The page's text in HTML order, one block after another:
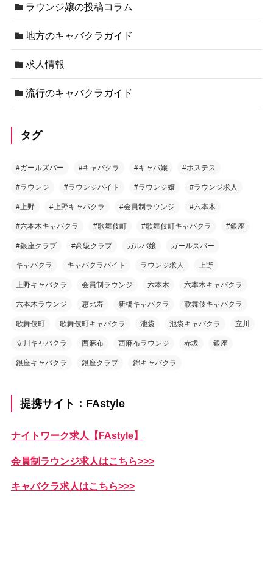
ラウンジ嬢の投稿コラム
地方のキャバクラガイド
求人情報
流行のキャバクラガイド
タグ
#ガールズバー #キャバクラ #キャバ嬢 #ホステス
#ラウンジ #ラウンジバイト #ラウンジ嬢 #ラウンジ求人
#上野 #上野キャバクラ #会員制ラウンジ #六本木
#六本木キャバクラ #歌舞伎町 #歌舞伎町キャバクラ #銀座
#銀座クラブ #高級クラブ ガルバ嬢 ガールズバー
キャバクラ キャバクラバイト ラウンジ求人 上野
上野キャバクラ 会員制ラウンジ 六本木 六本木キャバクラ
六本木ラウンジ 恵比寿 新橋キャバクラ 歌舞伎キャバクラ
歌舞伎町 歌舞伎町キャバクラ 池袋 池袋キャバクラ 立川
立川キャバクラ 西麻布 西麻布ラウンジ 赤坂 銀座
銀座キャバクラ 銀座クラブ 錦キャバクラ
提携サイト：FAstyle
ナイトワーク求人【FAstyle】
会員制ラウンジ求人はこちら>>>
キャバクラ求人はこちら>>>